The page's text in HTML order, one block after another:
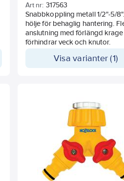
Art nr: 317563
Snabbkoppling metall 1/2"-5/
hölje för behaglig hantering.
anslutning med förlängd
förhindrar veck och knutor.
Visa varianter (1)